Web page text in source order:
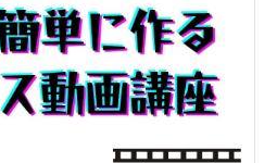
■主要機能一覧 〈主なカ
か ・「支援」と「介入」のインタラク
人の問題」を解決するとは ・インタラ
基本 ・「支援」するコーチング ・「介
ークによる実践形式の研修です